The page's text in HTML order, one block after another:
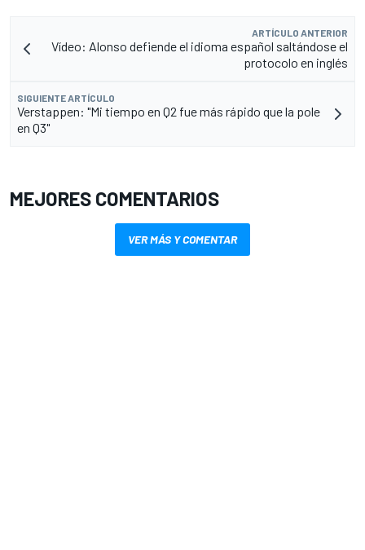
ARTÍCULO ANTERIOR
Vídeo: Alonso defiende el idioma español saltándose el
protocolo en inglés
SIGUIENTE ARTÍCULO
Verstappen: "Mi tiempo en Q2 fue más rápido que la pole
en Q3"
MEJORES COMENTARIOS
VER MÁS Y COMENTAR